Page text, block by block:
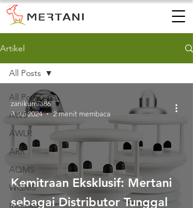
Artikel
All Posts
AWS
AWLR
ARR
AQMS
WQMS
Instalasi
All Posts
Kemitraan Eksklusif: Mertani
sebagai Distributor Tunggal
zanikurnia86
8 Jul 2024
2 menit membaca